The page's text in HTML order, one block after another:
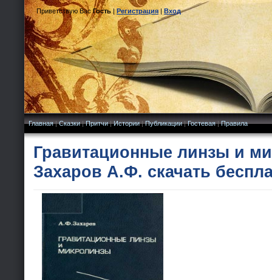
Приветствую Вас Гость|Регистрация|Вход
Главная|Сказки|Притчи|Истории|Публикации|Гостевая|Правила
Гравитационные линзы и
Захаров А.Ф. скачать